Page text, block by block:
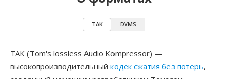
TAK DVMS
TAK (Tom's lossless Audio Kompressor) —
высокопроизводительный кодек сжатия без потерь,